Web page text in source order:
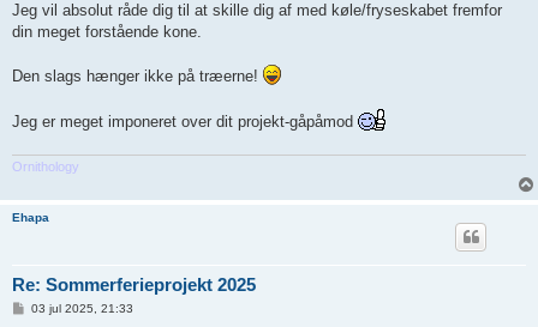
Jeg vil absolut råde dig til at skille dig af med køle/fryseskabet fremfor
din meget forstående kone.
Den slags hænger ikke på træerne!
Jeg er meget imponeret over dit projekt-gåpåmod
Ornithology
Ehapa
Re: Sommerferieprojekt 2025
03 jul 2025, 21:33